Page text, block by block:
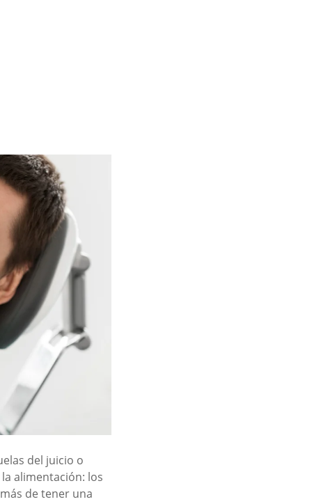
del juicio o
alimentación: los
de tener una